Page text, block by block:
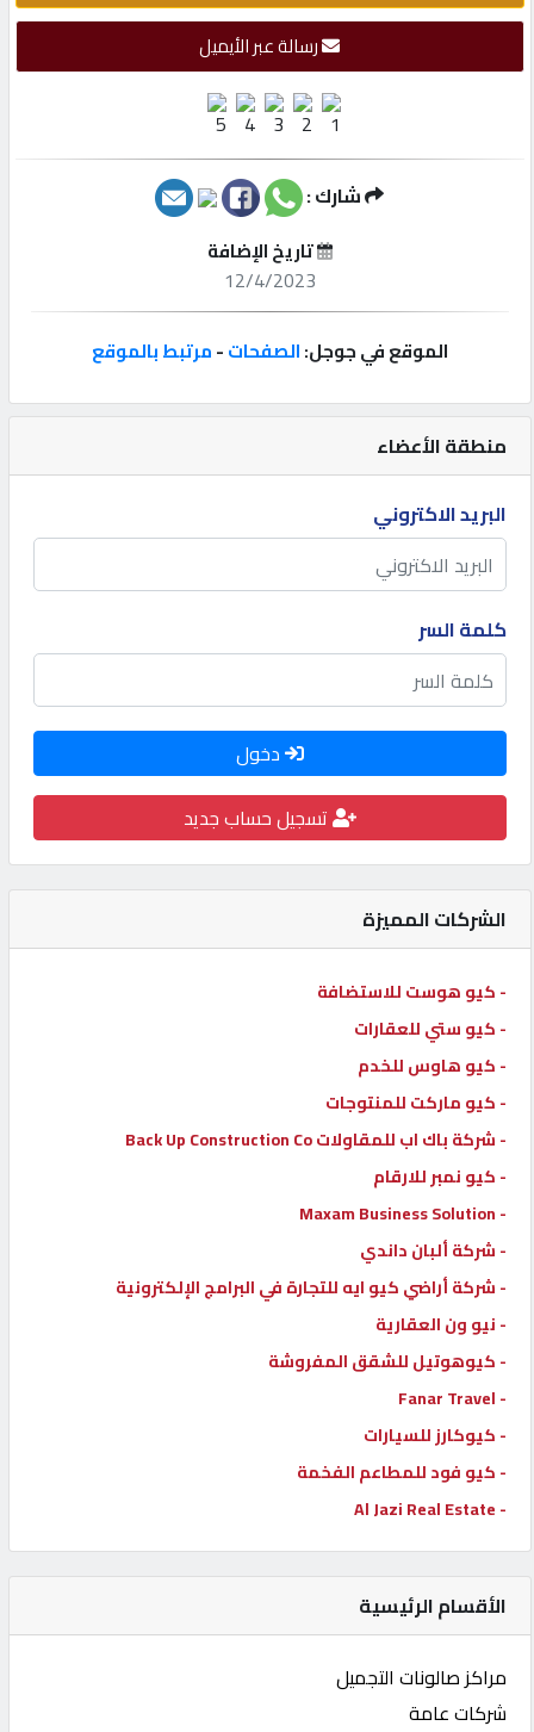
مميزة
المنتدى
كيو
مزاد
كيو
نمبر
كيو
كارز
كيو
ماركت
الدليل
القطري
POWERED
QHOST
منطقة الأعضاء
البريد الاكتروني
كلمة السر
دخول
تسجيل حساب جديد
الشركات المميزة
- كيو هوست للاستضافة
- كيو ستي للعقارات
- كيو هاوس للخدم
- كيو ماركت للمنتوجات
- شركة باك اب للمقاولات Back Up Construction Co
- كيو نمبر للارقام
- Maxam Business Solution
- شركة ألبان داندي
- شركة أراضي كيو ايه للتجارة في البرامج الإلكترونية
- نيو ون العقارية
- كيوهوتيل للشقق المفروشة
- Fanar Travel
- كيوكارز للسيارات
- كيو فود للمطاعم الفخمة
- Al Jazi Real Estate
الأقسام الرئيسية
مراكز صالونات التجميل
شركات عامة
رسالة عبر الأيميل
شارك :
تاريخ الإضافة
12/4/2023
الموقع في جوجل:الصفحات-مرتبط بالموقع